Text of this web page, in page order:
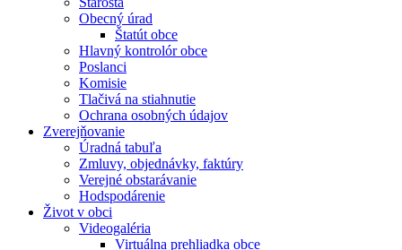
Obecný úrad
Štatút obce
Hlavný kontrolór obce
Poslanci
Komisie
Tlačivá na stiahnutie
Ochrana osobných údajov
Zverejňovanie
Úradná tabuľa
Zmluvy, objednávky, faktúry
Verejné obstarávanie
Hodspodárenie
Život v obci
Videogaléria
Virtuálna prehliadka obce